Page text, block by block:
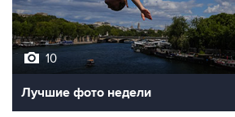
10
Лучшие фото недели